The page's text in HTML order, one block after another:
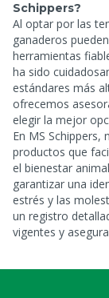
Schippers?
Al optar por las
ganaderos
herramientas
ha sido
estándares más
ofrecemos
elegir la mejor
En MS
productos que
el bienestar
garantizar una
estrés y las
un registro
vigentes y